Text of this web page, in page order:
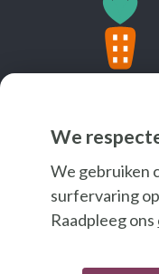
We
We gebruiken
surfervaring
Raadpleeg ons